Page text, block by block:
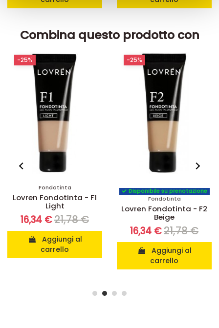
raccolto dal suo utilizzo dei loro servizi.
Combina questo prodotto con
Disponibile su prenotazione
Fondotinta
Lovren Fondotinta - F2
Beige
16,34 €21,78 €
Aggiungi al
carrello
-25%
Fard
Lovren T2 Terra Power
Bronze
17,42 €21,78 €
carrello
-20%